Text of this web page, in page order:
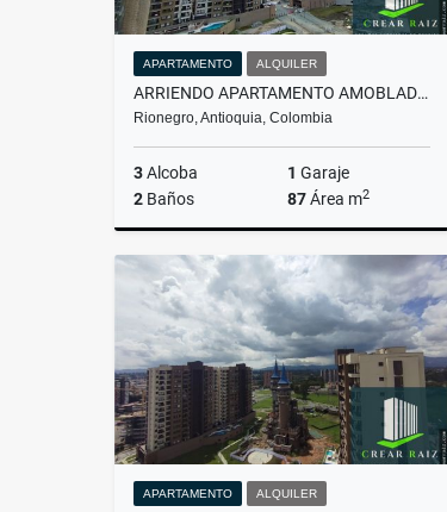
APARTAMENTO ALQUILER
ARRIENDO APARTAMENTO AMOBLADO EN RIONEGRO
Rionegro, Antioquia, Colombia
3Alcoba 1 Garaje
2 Baños 87Área m2
Alquiler
$4.000.000
APARTAMENTO ALQUILER